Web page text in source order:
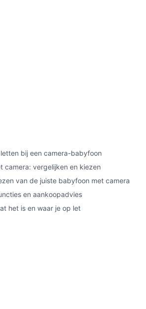
bij een camera-babyfoon
camera: vergelijken en kiezen
van de juiste babyfoon met camera
en aankoopadvies
het is en waar je op let